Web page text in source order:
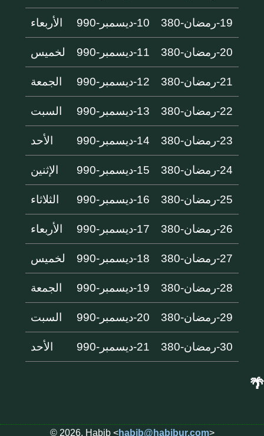
19-رمضان-380 10-ديسمبر-990 الأربعاء
20-رمضان-380 11-ديسمبر-990 لخميس
21-رمضان-380 12-ديسمبر-990 الجمعة
22-رمضان-380 13-ديسمبر-990 السبت
23-رمضان-380 14-ديسمبر-990 الأحد
24-رمضان-380 15-ديسمبر-990 الإثنين
25-رمضان-380 16-ديسمبر-990 الثلاثاء
26-رمضان-380 17-ديسمبر-990 الأربعاء
27-رمضان-380 18-ديسمبر-990 لخميس
28-رمضان-380 19-ديسمبر-990 الجمعة
29-رمضان-380 20-ديسمبر-990 السبت
30-رمضان-380 21-ديسمبر-990 الأحد
🌴
© 2026, Habib <habib@habibur.com>